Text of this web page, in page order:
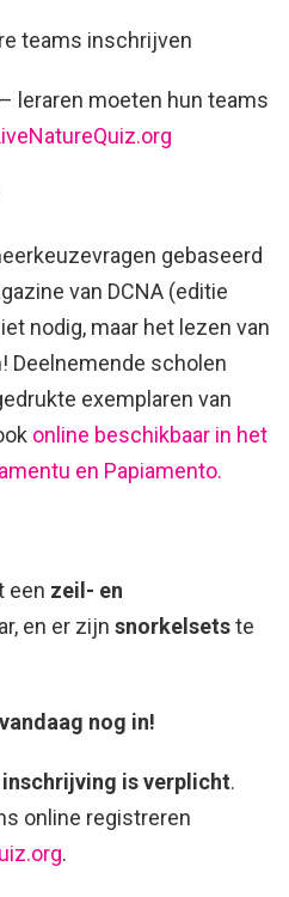
teams inschrijven
– leraren moeten hun teams
gebaseerd
van DCNA (editie
nodig, maar het lezen van
Deelnemende scholen
exemplaren van
online beschikbaar in het
en Papiamento.
een zeil- en
en er zijn snorkelsetste
nog in!
inschrijving is verplicht.
online registreren
.